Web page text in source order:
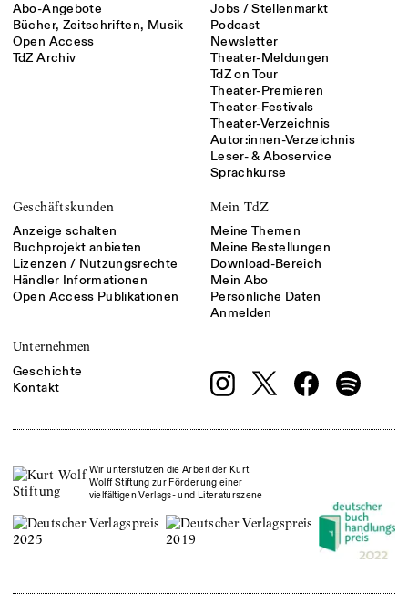
Abo-Angebote
Bücher, Zeitschriften, Musik
Open Access
TdZ Archiv
Jobs / Stellenmarkt
Podcast
Newsletter
Theater-Meldungen
TdZ on Tour
Theater-Premieren
Theater-Festivals
Theater-Verzeichnis
Autor:innen-Verzeichnis
Leser- & Aboservice
Sprachkurse
Geschäftskunden
Anzeige schalten
Buchprojekt anbieten
Lizenzen / Nutzungsrechte
Händler Informationen
Open Access Publikationen
Mein TdZ
Meine Themen
Meine Bestellungen
Download-Bereich
Mein Abo
Persönliche Daten
Anmelden
Unternehmen
Geschichte
Kontakt
Wir unterstützen die Arbeit der Kurt
Wolff Stiftung zur Förderung einer
vielfältigen Verlags- und Literaturszene